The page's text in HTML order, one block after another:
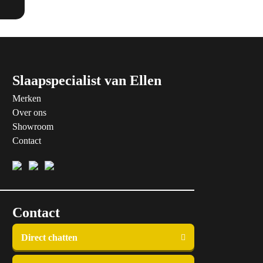
Slaapspecialist van Ellen
Merken
Over ons
Showroom
Contact
Contact
Direct chatten